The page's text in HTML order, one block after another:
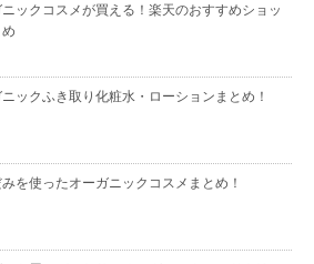
ックコスメが買える！楽天のおすすめショッ
ックふき取り化粧水・ローションまとめ！
みを使ったオーガニックコスメまとめ！